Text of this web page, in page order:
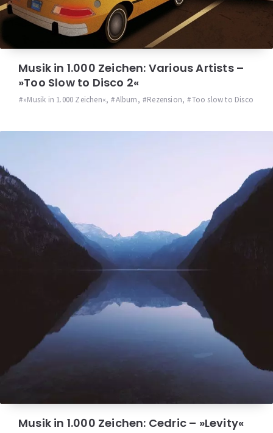
Musik in 1.000 Zeichen: Various Artists –
»Too Slow to Disco 2«
»Musik in 1.000 Zeichen«, Album, Rezension, Too slow to Disco
Musik in 1.000 Zeichen: Cedric – »Levity«